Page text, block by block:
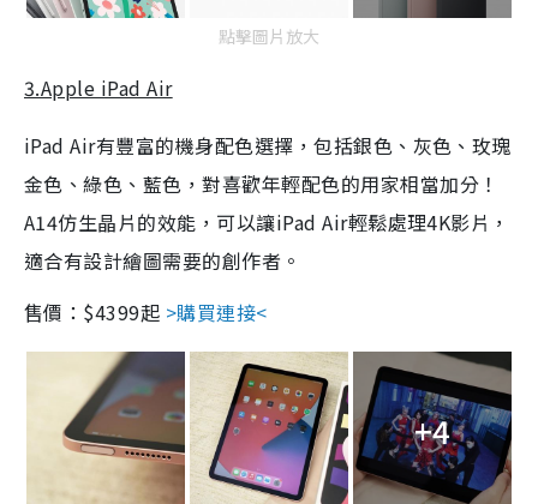
點擊圖片放大
3.Apple iPad Air
iPad Air有豐富的機身配色選擇，包括銀色、灰色、玫瑰
金色、綠色、藍色，對喜歡年輕配色的用家相當加分！
A14仿生晶片的效能，可以讓iPad Air輕鬆處理4K影片，
適合有設計繪圖需要的創作者。
售價：$4399起 >購買連接<
+4